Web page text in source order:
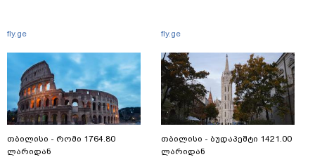
fly.ge
თბილისი - რომი 1764.80
ლარიდან
fly.ge
თბილისი - ბუდაპეშტი 1421.00
ლარიდან